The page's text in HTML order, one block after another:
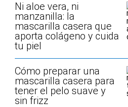
Ni aloe vera, ni
manzanilla: la
mascarilla casera que
aporta colágeno y cuida
tu piel
Cómo preparar una
mascarilla casera para
tener el pelo suave y
sin frizz